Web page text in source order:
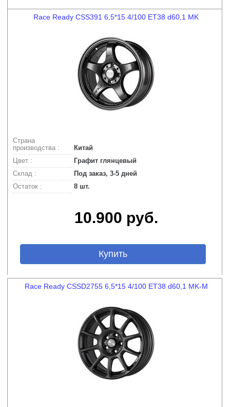
Race Ready CSS391 6,5*15 4/100 ET38 d60,1 MK
Страна
производства :
Китай
Цвет :
Графит глянцевый
Склад :
Под заказ, 3-5 дней
Остаток :
8 шт.
10.900 руб.
Купить
Race Ready CSSD2755 6,5*15 4/100 ET38 d60,1 MK-M